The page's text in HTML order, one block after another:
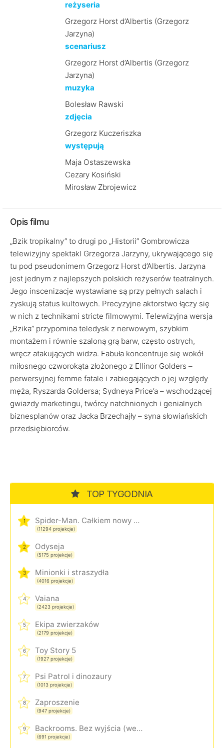
reżyseria
Grzegorz Horst d’Albertis (Grzegorz
Jarzyna)
scenariusz
Grzegorz Horst d’Albertis (Grzegorz
Jarzyna)
muzyka
Bolesław Rawski
zdjęcia
Grzegorz Kuczeriszka
występują
Maja Ostaszewska
Cezary Kosiński
Mirosław Zbrojewicz
Opis filmu
„Bzik tropikalny” to drugi po „Historii” Gombrowicza
telewizyjny spektakl Grzegorza Jarzyny, ukrywającego się
tu pod pseudonimem Grzegorz Horst d’Albertis. Jarzyna
jest jednym z najlepszych polskich reżyserów teatralnych.
Jego inscenizacje wystawiane są przy pełnych salach i
zyskują status kultowych. Precyzyjne aktorstwo łączy się
w nich z technikami stricte filmowymi. Telewizyjna wersja
„Bzika” przypomina teledysk z nerwowym, szybkim
montażem i równie szaloną grą barw, często ostrych,
wręcz atakujących widza. Fabuła koncentruje się wokół
miłosnego czworokąta złożonego z Ellinor Golders –
perwersyjnej femme fatale i zabiegających o jej względy
męża, Ryszarda Goldersa; Sydneya Price’a – wschodzącej
gwiazdy marketingu, twórcy natchnionych i genialnych
biznesplanów oraz Jacka Brzechajły – syna słowiańskich
przedsiębiorców.
TOP TYGODNIA
1 Spider-Man. Całkiem nowy dzień
(11294 projekcje)
2 Odyseja
(5175 projekcje)
3 Minionki i straszydła
(4016 projekcje)
4 Vaiana
(2423 projekcje)
5 Ekipa zwierzaków
(2179 projekcje)
6 Toy Story 5
(1927 projekcje)
7 Psi Patrol i dinozaury
(1013 projekcje)
8 Zaproszenie
(947 projekcje)
9 Backrooms. Bez wyjścia (wersja rozszerzona)
(691 projekcje)